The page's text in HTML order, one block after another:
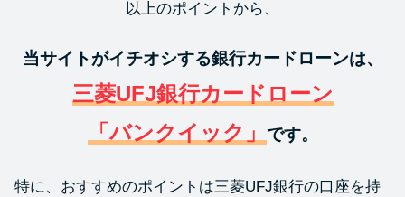
以上のポイントから、
当サイトがイチオシする銀行カードローンは、
三菱UFJ銀行カードローン
「バンクイック」
です。
特に、おすすめのポイントは三菱UFJ銀行の口座を持